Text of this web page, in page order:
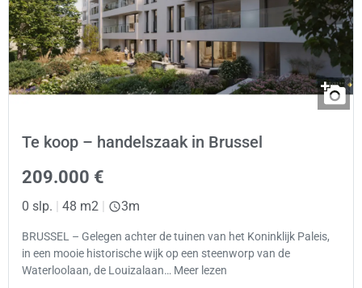
Te koop – handelszaak in Brussel
209.000 €
0 slp. 48 m2 3m
BRUSSEL – Gelegen achter de tuinen van het Koninklijk Paleis,
in een mooie historische wijk op een steenworp van de
Waterloolaan, de Louizalaan… Meer lezen